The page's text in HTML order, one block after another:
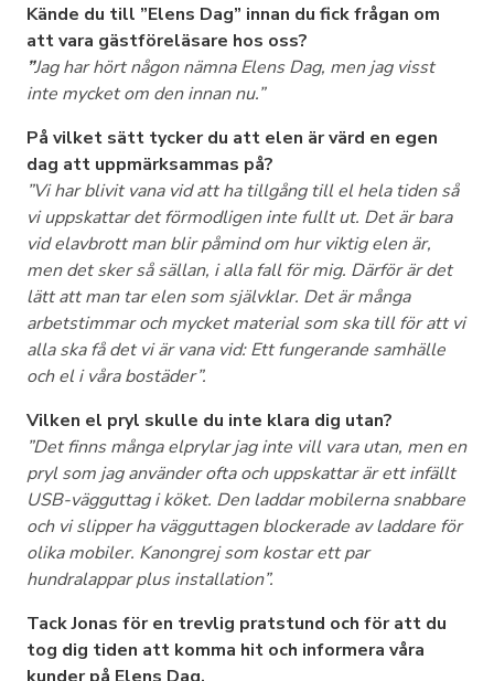
Kände du till ”Elens Dag” innan du fick frågan om
att vara gästföreläsare hos oss?
”Jag har hört någon nämna Elens Dag, men jag visst
inte mycket om den innan nu.”
På vilket sätt tycker du att elen är värd en egen
dag att uppmärksammas på?
”Vi har blivit vana vid att ha tillgång till el hela tiden så
vi uppskattar det förmodligen inte fullt ut. Det är bara
vid elavbrott man blir påmind om hur viktig elen är,
men det sker så sällan, i alla fall för mig. Därför är det
lätt att man tar elen som självklar. Det är många
arbetstimmar och mycket material som ska till för att vi
alla ska få det vi är vana vid: Ett fungerande samhälle
och el i våra bostäder”.
Vilken el pryl skulle du inte klara dig utan?
”Det finns många elprylar jag inte vill vara utan, men en
pryl som jag använder ofta och uppskattar är ett infällt
USB-vägguttag i köket. Den laddar mobilerna snabbare
och vi slipper ha vägguttagen blockerade av laddare för
olika mobiler. Kanongrej som kostar ett par
hundralappar plus installation”.
Tack Jonas för en trevlig pratstund och för att du
tog dig tiden att komma hit och informera våra
kunder på Elens Dag.